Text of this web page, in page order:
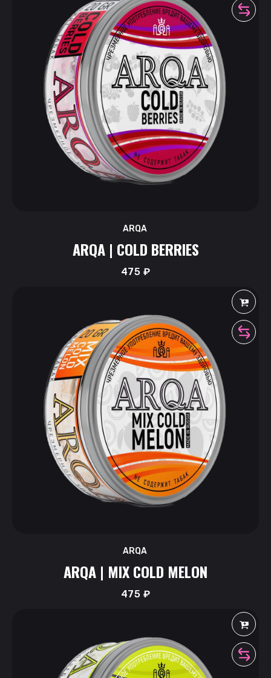
ARQA
ARQA | COLD BERRIES
475 ₽
ARQA
ARQA | MIX COLD MELON
475 ₽